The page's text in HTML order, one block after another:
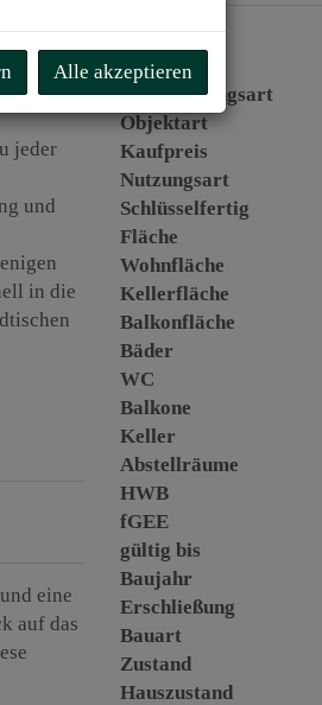
die
jeder
und
in die
eine
auf das
Objektnr.
Zimmer
Vermarktungsart
Objektart
Kaufpreis
Nutzungsart
Schlüsselfertig
Fläche
Wohnfläche
Kellerfläche
Balkonfläche
Bäder
WC
Balkone
Keller
Abstellräume
HWB
fGEE
gültig bis
Baujahr
Erschließung
Bauart
Zustand
Hauszustand
Alle akzeptieren